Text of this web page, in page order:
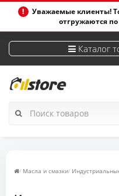
Уважаемые клиенты!
отгружаются
Каталог
Масла и смазки